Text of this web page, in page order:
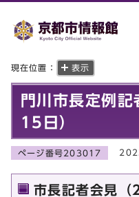
現在位置： 表示
門川市長定例
15日）
ページ番号203017
市長記者会見